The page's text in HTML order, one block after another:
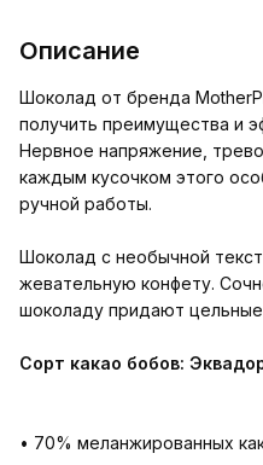
Описание
Шоколад от бренда
получить преимущества и
Нервное напряжение,
каждым кусочком этого
ручной работы.
Шоколад с необычной
жевательную конфету.
шоколаду придают цельные
Сорт какао бобов:
• 70% меланжированных